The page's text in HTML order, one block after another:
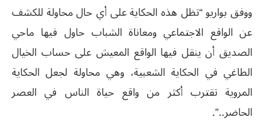
ووفق بواريو “تظل هذه الحكاية على أي حال محاولة للكشف
عن الواقع الاجتماعي ومعاناة الشباب حاول فيها ماحي
الصديق أن ينقل فيها الواقع المعيش على حساب الخيال
الطاغي في الحكاية الشعبية، وهي محاولة لجعل الحكاية
المروية تقترب أكثر من واقع حياة الناس في العصر
الحاضر..”.